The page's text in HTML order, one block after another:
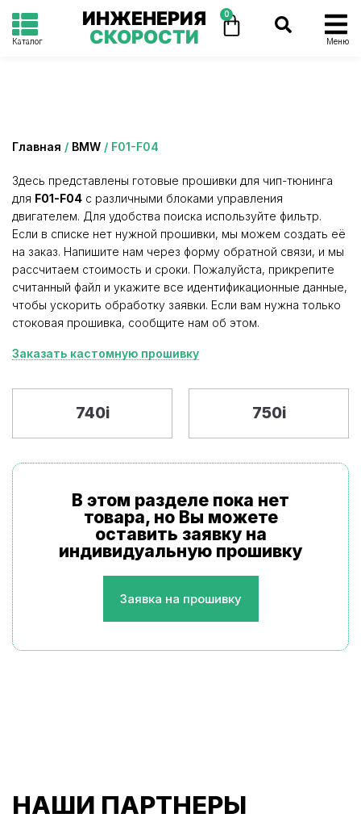
Каталог
ИНЖЕНЕРИЯ
СКОРОСТИ
0
Меню
Главная / BMW / F01-F04
Здесь представлены готовые прошивки для чип-тюнинга
для F01-F04 с различными блоками управления
двигателем. Для удобства поиска используйте фильтр.
Если в списке нет нужной прошивки, мы можем создать её
на заказ. Напишите нам через форму обратной связи, и мы
рассчитаем стоимость и сроки. Пожалуйста, прикрепите
считанный файл и укажите все идентификационные данные,
чтобы ускорить обработку заявки. Если вам нужна только
стоковая прошивка, сообщите нам об этом.
Заказать кастомную прошивку
740i 750i
В этом разделе пока нет
товара, но Вы можете
оставить заявку на
индивидуальную прошивку
Заявка на прошивку
НАШИ ПАРТНЕРЫ